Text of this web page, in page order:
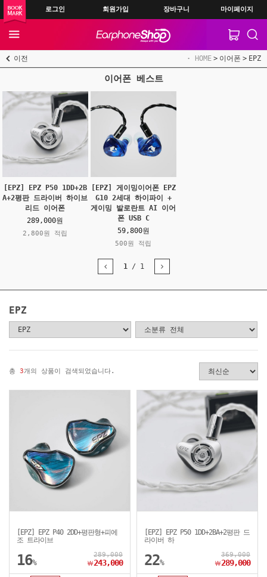
로그인 회원가입 장바구니 마이페이지
이전 HOME 이어폰 EPZ
이어폰 베스트
[EPZ] EPZ P50 1DD+2B
A+2평판 드라이버 하이브
리드 이어폰
289,000원
2,800원 적립
[EPZ] 게이밍이어폰 EPZ
G10 2세대 하이파이 +
게이밍 발로란트 AI 이어
폰 USB C
59,800원
500원 적립
1/ 1
EPZ
총 3개의 상품이 검색되었습니다.
[EPZ] EPZ P40 2DD+평판형+피에
조 트라이브
16%
289,000
￦243,000
[EPZ] EPZ P50 1DD+2BA+2평판 드
라이버 하
22%
369,000
￦289,000